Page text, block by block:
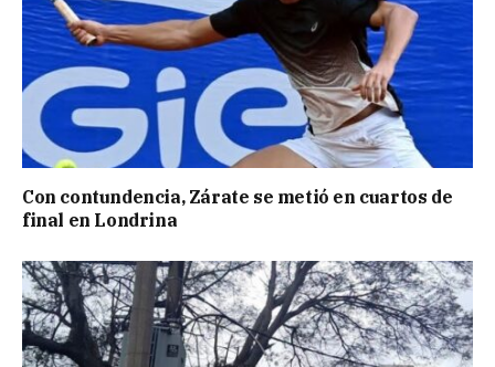
Con contundencia, Zárate se metió en cuartos de
final en Londrina